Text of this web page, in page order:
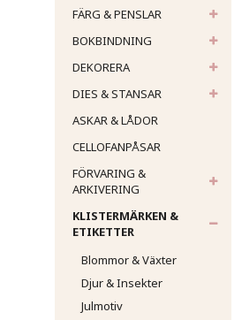
FÄRG & PENSLAR
BOKBINDNING
DEKORERA
DIES & STANSAR
ASKAR & LÅDOR
CELLOFANPÅSAR
FÖRVARING &
ARKIVERING
KLISTERMÄRKEN &
ETIKETTER
Blommor & Växter
Djur & Insekter
Julmotiv